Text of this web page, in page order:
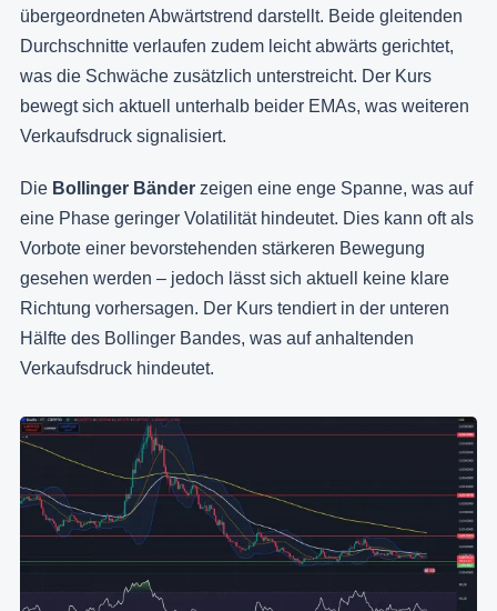
übergeordneten Abwärtstrend darstellt. Beide gleitenden
Durchschnitte verlaufen zudem leicht abwärts gerichtet,
was die Schwäche zusätzlich unterstreicht. Der Kurs
bewegt sich aktuell unterhalb beider EMAs, was weiteren
Verkaufsdruck signalisiert.
Die Bollinger Bänder zeigen eine enge Spanne, was auf
eine Phase geringer Volatilität hindeutet. Dies kann oft als
Vorbote einer bevorstehenden stärkeren Bewegung
gesehen werden – jedoch lässt sich aktuell keine klare
Richtung vorhersagen. Der Kurs tendiert in der unteren
Hälfte des Bollinger Bandes, was auf anhaltenden
Verkaufsdruck hindeutet.